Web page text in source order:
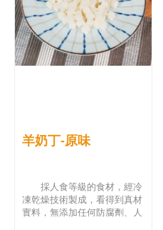
羊奶丁-原味
採人食等級的食材，經冷
凍乾燥技術製成，看得到真材
實料，無添加任何防腐劑、人